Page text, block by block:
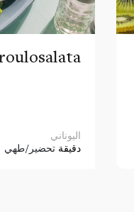
اليوناني
دقيقة تحضير/طهي